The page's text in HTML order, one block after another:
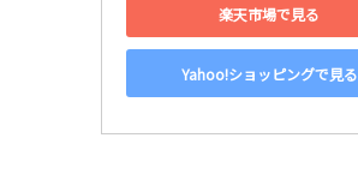
楽天市場で見る
Yahoo!ショッピングで見る